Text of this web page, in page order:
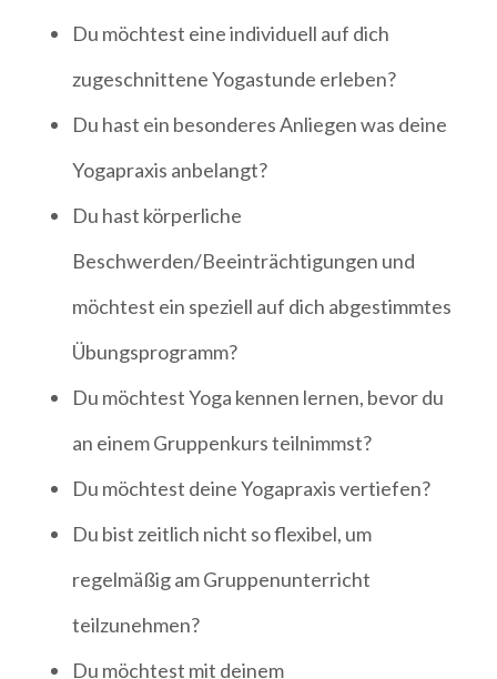
Du möchtest eine individuell auf dich
zugeschnittene Yogastunde erleben?
Du hast ein besonderes Anliegen was deine
Yogapraxis anbelangt?
Du hast körperliche
Beschwerden/Beeinträchtigungen und
möchtest ein speziell auf dich abgestimmtes
Übungsprogramm?
Du möchtest Yoga kennen lernen, bevor du
an einem Gruppenkurs teilnimmst?
Du möchtest deine Yogapraxis vertiefen?
Du bist zeitlich nicht so flexibel, um
regelmäßig am Gruppenunterricht
teilzunehmen?
Du möchtest mit deinem